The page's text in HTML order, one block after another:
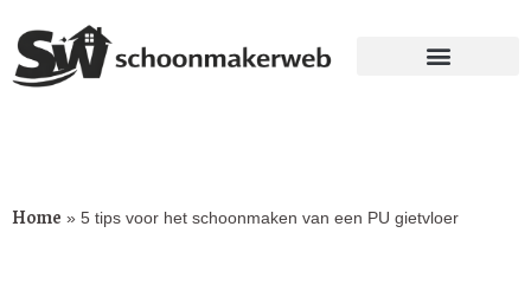
Home » 5 tips voor het schoonmaken van een PU gietvloer